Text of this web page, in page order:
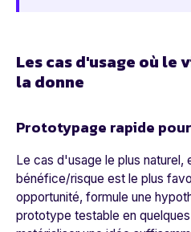
Les cas d'usage où le
la donne
Prototypage rapide
Le cas d'usage le plus naturel,
bénéfice/risque est le plus
opportunité, formule une
prototype testable en